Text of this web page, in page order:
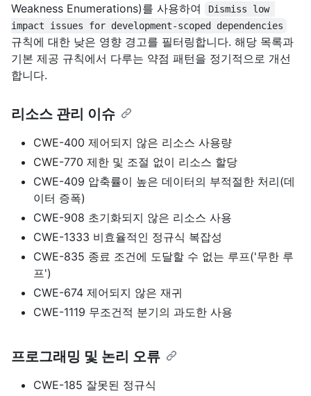
Weakness Enumerations)를 사용하여
Dismiss low
impact issues for development-scoped dependencies
규칙에 대한 낮은 영향 경고를 필터링합니다. 해당 목록과
기본 제공 규칙에서 다루는 약점 패턴을 정기적으로 개선
합니다.
리소스 관리 이슈
CWE-400 제어되지 않은 리소스 사용량
CWE-770 제한 및 조절 없이 리소스 할당
CWE-409 압축률이 높은 데이터의 부적절한 처리(데
이터 증폭)
CWE-908 초기화되지 않은 리소스 사용
CWE-1333 비효율적인 정규식 복잡성
CWE-835 종료 조건에 도달할 수 없는 루프('무한 루
프')
CWE-674 제어되지 않은 재귀
CWE-1119 무조건적 분기의 과도한 사용
프로그래밍 및 논리 오류
CWE-185 잘못된 정규식